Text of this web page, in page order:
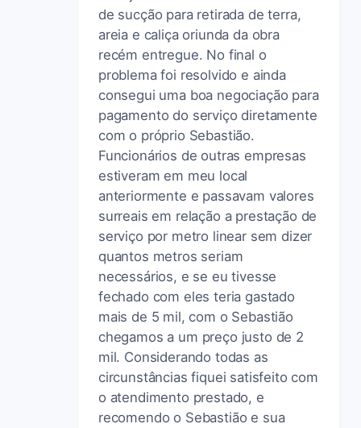
de sucção para retirada de terra,
areia e caliça oriunda da obra
recém entregue. No final o
problema foi resolvido e ainda
consegui uma boa negociação para
pagamento do serviço diretamente
com o próprio Sebastião.
Funcionários de outras empresas
estiveram em meu local
anteriormente e passavam valores
surreais em relação a prestação de
serviço por metro linear sem dizer
quantos metros seriam
necessários, e se eu tivesse
fechado com eles teria gastado
mais de 5 mil, com o Sebastião
chegamos a um preço justo de 2
mil. Considerando todas as
circunstâncias fiquei satisfeito com
o atendimento prestado, e
recomendo o Sebastião e sua